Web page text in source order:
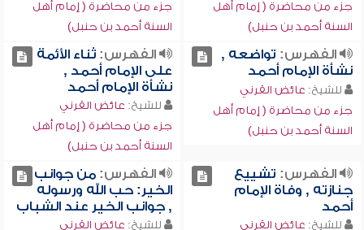
جزء من محاضرة ( إمام أهل
السنة أحمد بن حنبل)
جزء من محاضرة ( إمام أهل
السنة أحمد بن حنبل)
الفهرس: تواضعه ,
نشأة الإمام أحمد
للشيخ: عائض القرني
جزء من محاضرة ( إمام أهل
السنة أحمد بن حنبل)
الفهرس:ثناء الأئمة
على الإمام أحمد ,
نشأة الإمام أحمد
للشيخ: عائض القرني
جزء من محاضرة ( إمام أهل
السنة أحمد بن حنبل)
الفهرس: تشييع
جنازته , وفاة الإمام
أحمد
للشيخ: عائض القرني
الفهرس:من جوانب
الخير: حب الله ورسوله
, جوانب الخير عند الشباب
للشيخ: عائض القرني